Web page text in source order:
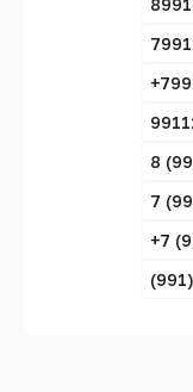
8
7
+7